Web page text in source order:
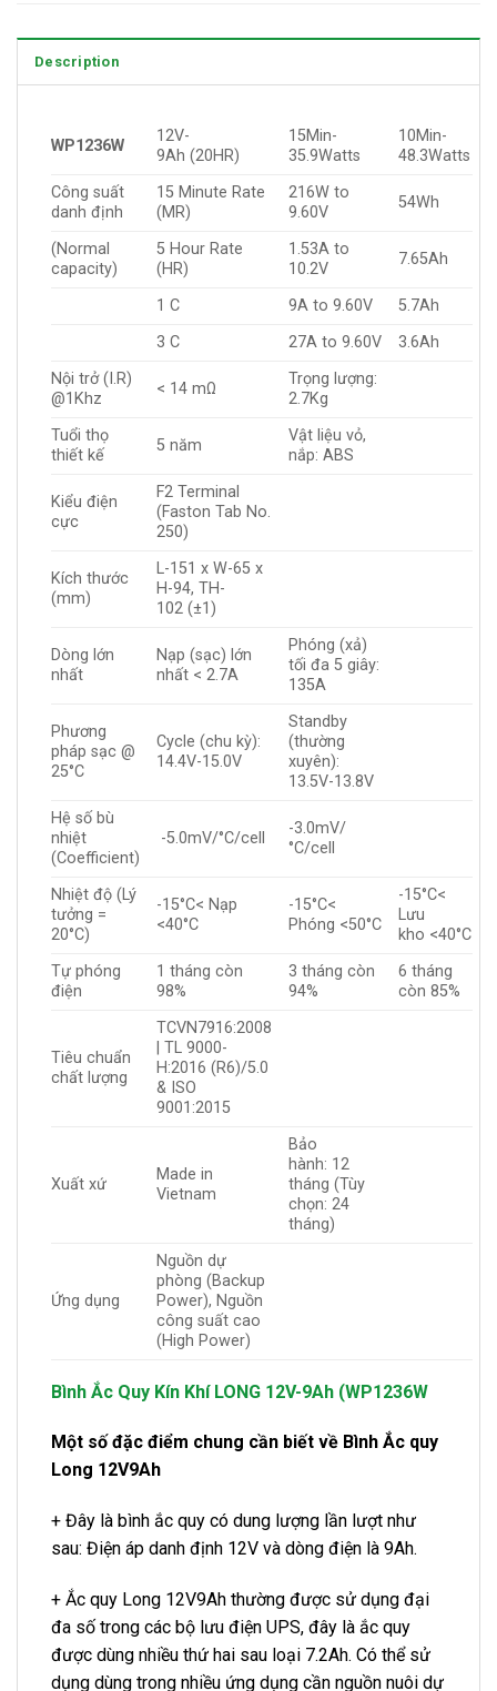
Description
WP1236W
12V-
9Ah (20HR)
15Min-
35.9Watts
10Min-
48.3Watts
Công suất
danh định
15 Minute Rate
(MR)
216W to
9.60V
54Wh
(Normal
capacity)
5 Hour Rate
(HR)
1.53A to
10.2V
7.65Ah
1 C 9A to 9.60V
5.7Ah
3 C
27A to 9.60V
3.6Ah
Nội trở (I.R)
@1Khz
< 14 mΩ
Trọng lượng:
2.7Kg
Tuổi thọ
thiết kế
5 năm
Vật liệu vỏ,
nắp: ABS
Kiểu điện
cực
F2 Terminal
(Faston Tab No.
250)
Kích thước
(mm)
L-151 x W-65 x
H-94, TH-
102 (±1)
Dòng lớn
nhất
Nạp (sạc) lớn
nhất < 2.7A
Phóng (xả)
tối đa 5 giây:
135A
Phương
pháp sạc @
25°C
Cycle (chu kỳ):
14.4V-15.0V
Standby
(thường
xuyên):
13.5V-13.8V
Hệ số bù
nhiệt
(Coefficient)
-5.0mV/°C/cell
-3.0mV/
°C/cell
Nhiệt độ (Lý
tưởng =
20°C)
-15°C< Nạp
<40°C
-15°C<
Phóng <50°C
-15°C<
Lưu
kho <40°C
Tự phóng
điện
1 tháng còn
98%
3 tháng còn
94%
6 tháng
còn 85%
Tiêu chuẩn
chất lượng
TCVN7916:2008
| TL 9000-
H:2016 (R6)/5.0
& ISO
9001:2015
Xuất xứ
Made in
Vietnam
Bảo
hành: 12
tháng (Tùy
chọn: 24
tháng)
Ứng dụng
Nguồn dự
phòng (Backup
Power), Nguồn
công suất cao
(High Power)
Bình Ắc Quy Kín Khí LONG 12V-9Ah (WP1236W
Một số đặc điểm chung cần biết về Bình Ắc quy
Long 12V9Ah
+ Đây là bình ắc quy có dung lượng lần lượt như
sau: Điện áp danh định 12V và dòng điện là 9Ah.
+ Ắc quy Long 12V9Ah thường được sử dụng đại
đa số trong các bộ lưu điện UPS, đây là ắc quy
được dùng nhiều thứ hai sau loại 7.2Ah. Có thể sử
dụng dùng trong nhiều ứng dụng cần nguồn nuôi dự